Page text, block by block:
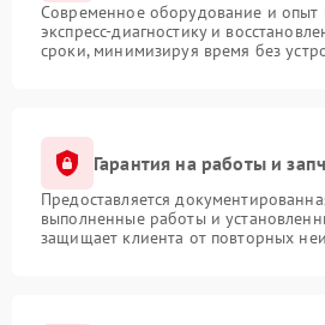
Современное оборудование и опыт
экспресс-диагностику и
сроки, минимизируя время без
Гарантия на работы и
Предоставляется
выполненные работы и
защищает клиента от повторных